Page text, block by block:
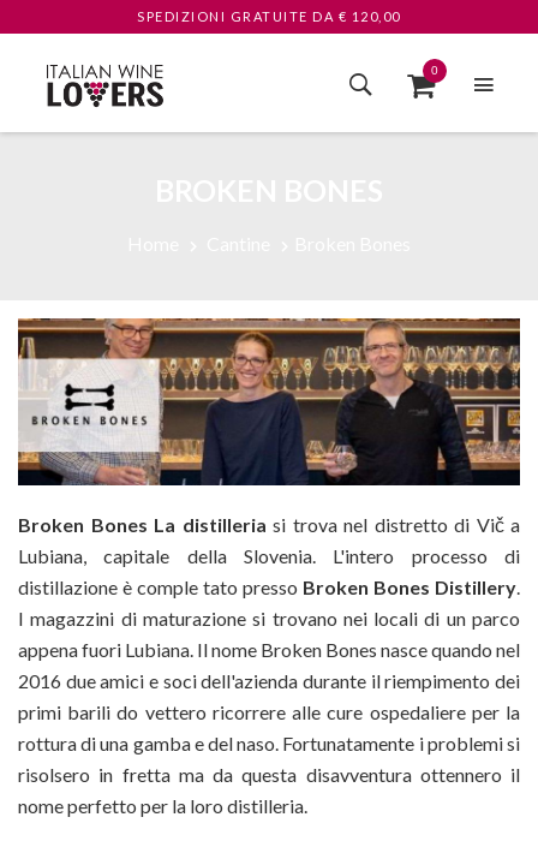
SPEDIZIONI GRATUITE DA € 120,00
0
Broken Bones La distilleria si trova nel distretto di Vič a
Lubiana, capitale della Slovenia. L'intero processo di
distillazione è comple tato presso Broken Bones Distillery.
I magazzini di maturazione si trovano nei locali di un parco
appena fuori Lubiana. Il nome Broken Bones nasce quando nel
2016 due amici e soci dell'azienda durante il riempimento dei
primi barili do vettero ricorrere alle cure ospedaliere per la
rottura di una gamba e del naso. Fortunatamente i problemi si
risolsero in fretta ma da questa disavventura ottennero il
nome perfetto per la loro distilleria.